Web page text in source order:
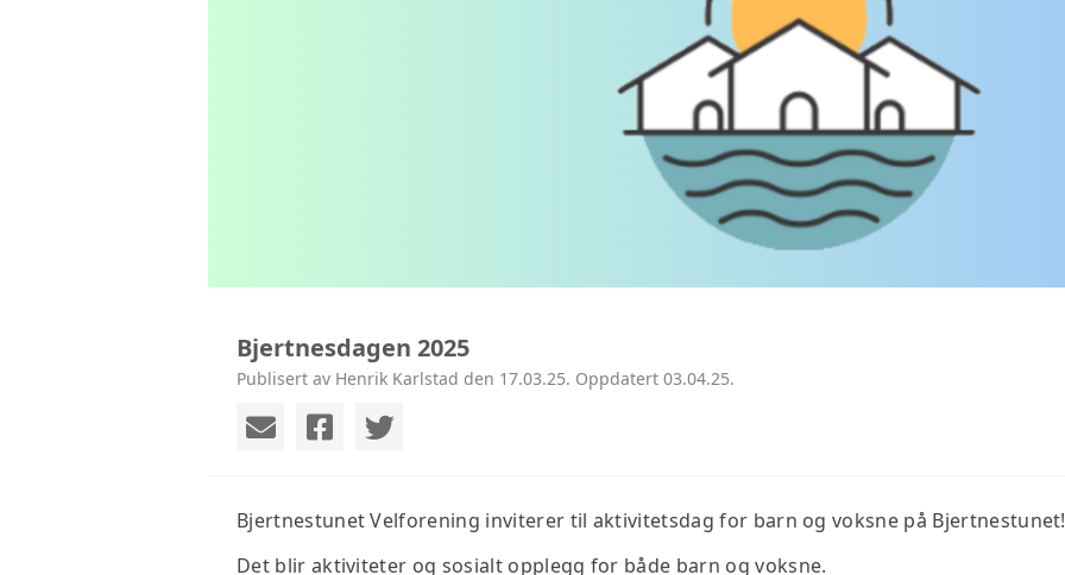
Bjertnesdagen 2025
Publisert av Henrik Karlstad den 17.03.25. Oppdatert 03.04.25.
Bjertnestunet Velforening inviterer til aktivitetsdag for barn og voksne på Bjertnestunet!
Det blir aktiviteter og sosialt opplegg for både barn og voksne.